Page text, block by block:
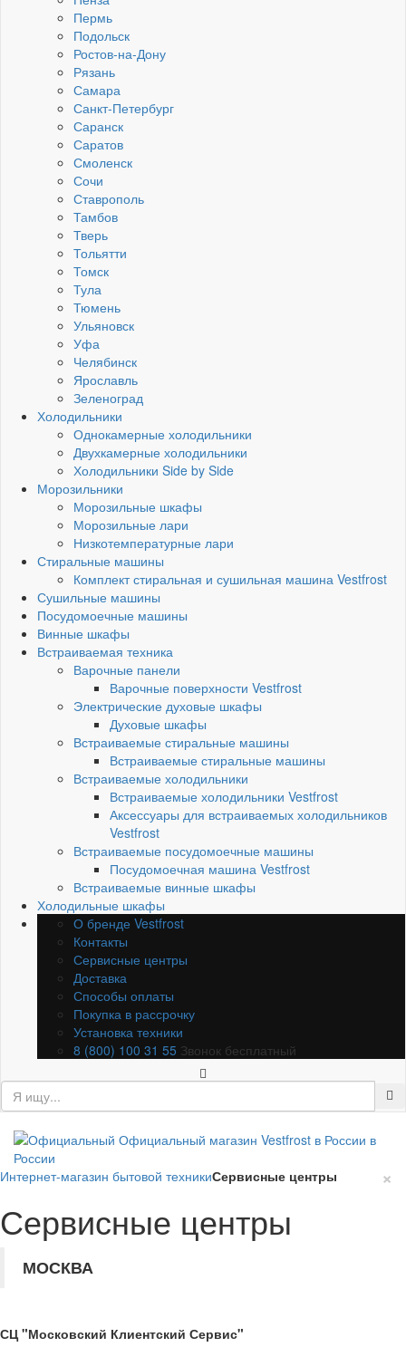
Пермь
Подольск
Ростов-на-Дону
Рязань
Самара
Санкт-Петербург
Саранск
Саратов
Смоленск
Сочи
Ставрополь
Тамбов
Тверь
Тольятти
Томск
Тула
Тюмень
Ульяновск
Уфа
Челябинск
Ярославль
Зеленоград
Холодильники
Однокамерные холодильники
Двухкамерные холодильники
Холодильники Side by Side
Морозильники
Морозильные шкафы
Морозильные лари
Низкотемпературные лари
Стиральные машины
Комплект стиральная и сушильная машина Vestfrost
Сушильные машины
Посудомоечные машины
Винные шкафы
Встраиваемая техника
Варочные панели
Варочные поверхности Vestfrost
Электрические духовые шкафы
Духовые шкафы
Встраиваемые стиральные машины
Встраиваемые стиральные машины
Встраиваемые холодильники
Встраиваемые холодильники Vestfrost
Аксессуары для встраиваемых холодильников
Vestfrost
Встраиваемые посудомоечные машины
Посудомоечная машина Vestfrost
Встраиваемые винные шкафы
Холодильные шкафы
О бренде Vestfrost
Контакты
Сервисные центры
Доставка
Способы оплаты
Покупка в рассрочку
Установка техники
8 (800) 100 31 55 Звонок бесплатный
×
Интернет-магазин бытовой техникиСервисные центры
Сервисные центры
МОСКВА
СЦ "Московский Клиентский Сервис"